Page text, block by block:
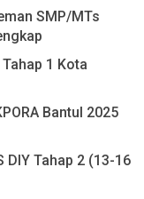
SMP/MTs
1 Kota
Bantul 2025
DIY Tahap 2 (13-16